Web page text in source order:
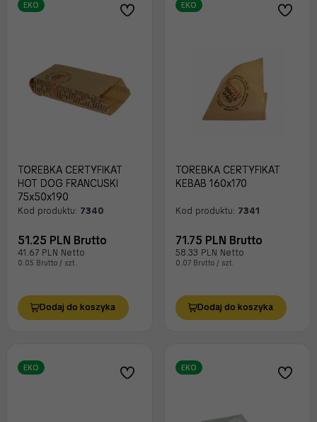
EKO
TOREBKA CERTYFIKAT
HOT DOG FRANCUSKI
75x50x190
Kod produktu: 7340
51.25 PLN Brutto
41.67 PLN Netto
0.05 Brutto / szt.
Dodaj do koszyka
EKO
TOREBKA CERTYFIKAT
KEBAB 160x170
Kod produktu: 7341
71.75 PLN Brutto
58.33 PLN Netto
0.07 Brutto / szt.
Dodaj do koszyka
EKO EKO